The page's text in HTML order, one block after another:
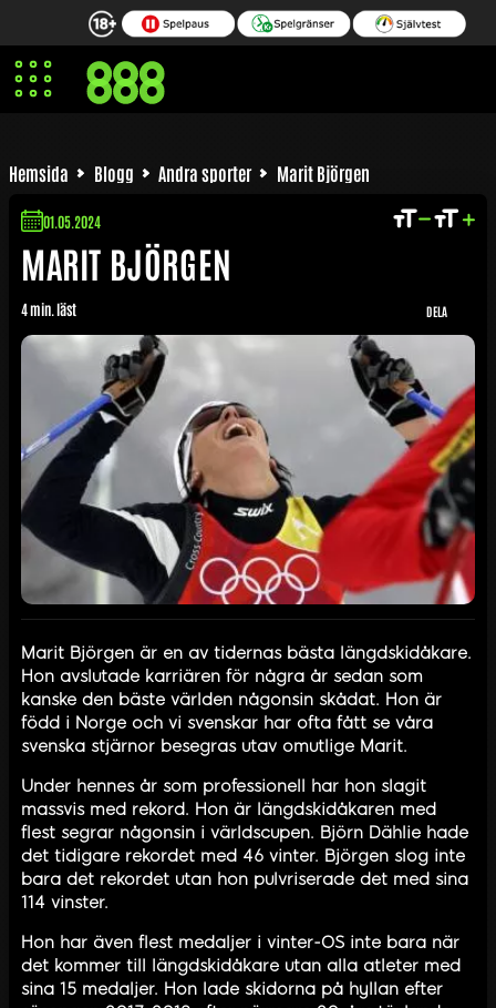
Hemsida Blogg Andra sporter Marit Björgen
MARIT BJÖRGEN
01.05.2024
4 min. läst DELA
Marit Björgen är en av tidernas bästa längdskidåkare.
Hon avslutade karriären för några år sedan som
kanske den bäste världen någonsin skådat. Hon är
född i Norge och vi svenskar har ofta fått se våra
svenska stjärnor besegras utav omutlige Marit.
Under hennes år som professionell har hon slagit
massvis med rekord. Hon är längdskidåkaren med
flest segrar någonsin i världscupen. Björn Dählie hade
det tidigare rekordet med 46 vinter. Björgen slog inte
bara det rekordet utan hon pulvriserade det med sina
114 vinster.
Hon har även flest medaljer i vinter-OS inte bara när
det kommer till längdskidåkare utan alla atleter med
sina 15 medaljer. Hon lade skidorna på hyllan efter
Björgen Pojkvän | Marit Barn